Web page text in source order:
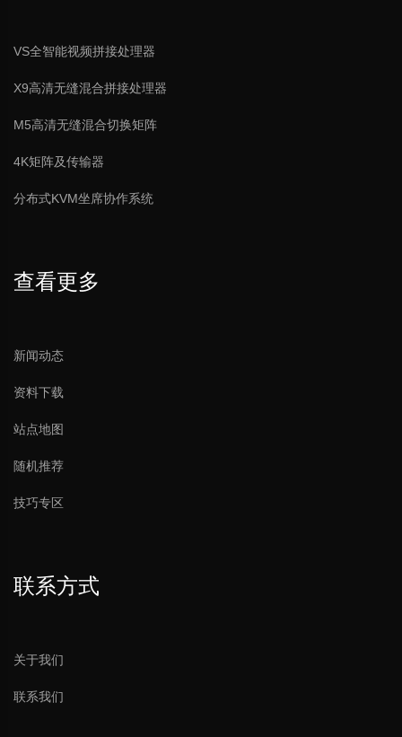
VS全智能视频拼接处理器
X9高清无缝混合拼接处理器
M5高清无缝混合切换矩阵
4K矩阵及传输器
分布式KVM坐席协作系统
查看更多
新闻动态
资料下载
站点地图
随机推荐
技巧专区
联系方式
关于我们
联系我们